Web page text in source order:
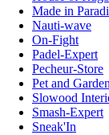
Made in
Nauti-wave
On-Fight
Padel-Expert
Pecheur-Store
Pet and Garden
Slowood
Smash-Expert
Sneak'In